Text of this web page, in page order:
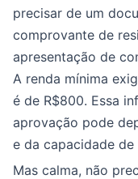
precisar de um
comprovante de
apresentação de
A renda mínima
é de R$800. Essa
aprovação pode
e da capacidade de
Mas calma, não